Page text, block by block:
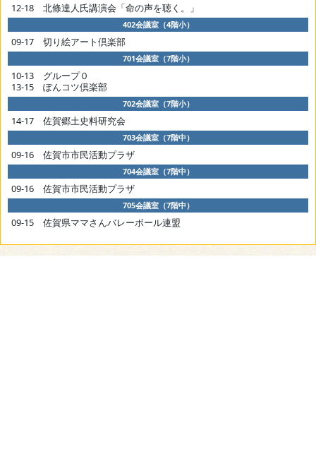
12-18 北條達人氏講演会「命の声を聴く。」
402会議室（4階小）
09-17 切り絵アート倶楽部
701会議室（7階小）
10-13 グループ０
13-15 ぽんコツ倶楽部
702会議室（7階小）
14-17 佐賀郷土史料研究会
703会議室（7階中）
09-16 佐賀市市民活動プラザ
704会議室（7階中）
09-16 佐賀市市民活動プラザ
705会議室（7階中）
09-15 佐賀県ママさんバレーボール連盟